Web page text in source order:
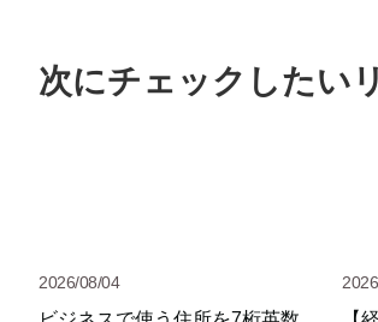
次にチェックしたい
2026/08/04